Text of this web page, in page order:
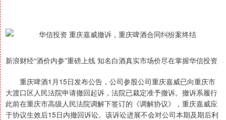
新浪财经“酒价内参”重磅上线 知名白酒真实市场价尽在掌握华信投资
重庆啤酒1月15日发布公告，公司参股公司重庆嘉威已向重庆市
大渡口区人民法院申请撤回起诉，法院已裁定准予撤诉。撤诉系履行
此前在重庆市高级人民法院调解下签订的《调解协议》，重庆嘉威应
于协议生效后15日内撤回诉讼。该诉讼进展不会对公司本期及期后利